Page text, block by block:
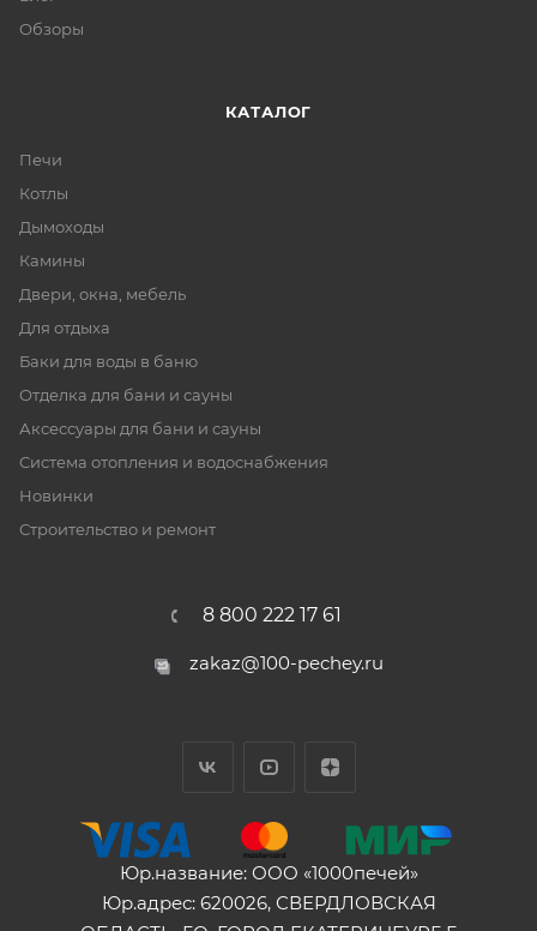
Обзоры
КАТАЛОГ
Печи
Котлы
Дымоходы
Камины
Двери, окна, мебель
Для отдыха
Баки для воды в баню
Отделка для бани и сауны
Аксессуары для бани и сауны
Система отопления и водоснабжения
Новинки
Строительство и ремонт
8 800 222 17 61
zakaz@100-pechey.ru
Юр.название: ООО «1000печей»
Юр.адрес: 620026, СВЕРДЛОВСКАЯ